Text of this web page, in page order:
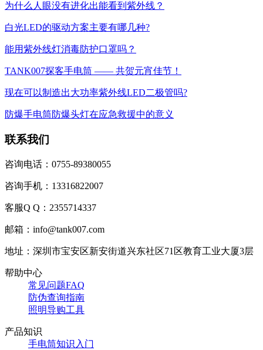
为什么人眼没有进化出能看到紫外线？
白光LED的驱动方案主要有哪几种?
能用紫外线灯消毒防护口罩吗？
TANK007探客手电筒 —— 共贺元宵佳节！
现在可以制造出大功率紫外线LED二极管吗?
防爆手电筒防爆头灯在应急救援中的意义
联系我们
咨询电话：0755-89380055
咨询手机：13316822007
客服Q Q：2355714337
邮箱：info@tank007.com
地址：深圳市宝安区新安街道兴东社区71区教育工业大厦3层
帮助中心
常见问题FAQ
防伪查询指南
照明导购工具
产品知识
手电筒知识入门